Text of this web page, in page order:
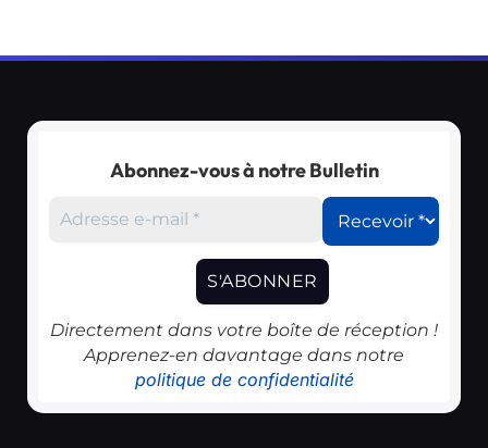
Abonnez-vous à notre Bulletin
Directement dans votre boîte de réception !
Apprenez-en davantage dans notre
politique de confidentialité